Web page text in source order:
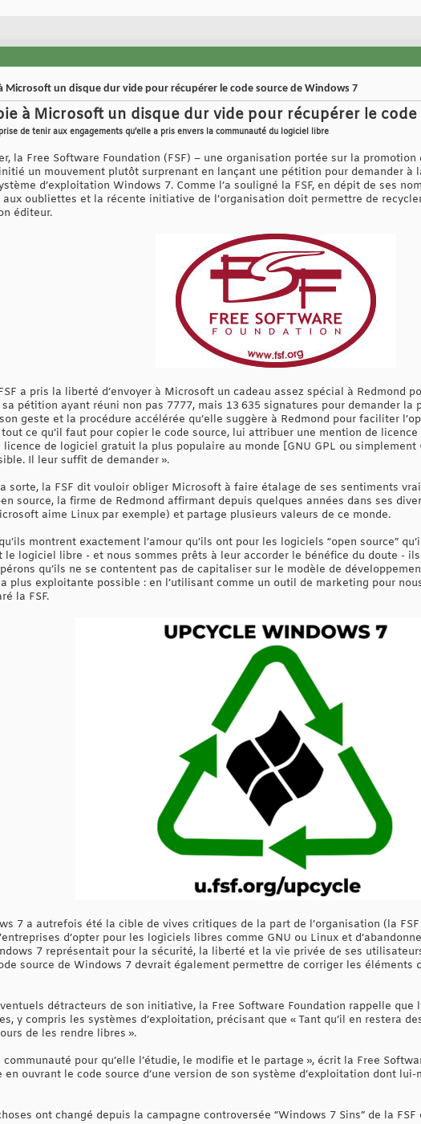
à Microsoft un disque dur vide pour récupérer le code source de Windows 7
à Microsoft un disque dur vide pour récupérer le
de tenir aux engagements qu’elle a pris envers la communauté du logiciel libre
la Free Software Foundation (FSF) – une organisation portée sur la
un mouvement plutôt surprenant en lançant une pétition pour demander à
d’exploitation Windows 7. Comme l’a souligné la FSF, en dépit de ses
aux oubliettes et la récente initiative de l’organisation doit permettre de
éditeur.
a pris la liberté d’envoyer à Microsoft un cadeau assez spécial à Redmond
sa pétition ayant réuni non pas 7777, mais 13 635 signatures pour demander la
geste et la procédure accélérée qu’elle suggère à Redmond pour faciliter
tout ce qu’il faut pour copier le code source, lui attribuer une mention de
licence de logiciel gratuit la plus populaire au monde [GNU GPL ou
Il leur suffit de demander ».
sorte, la FSF dit vouloir obliger Microsoft à faire étalage de ses sentiments
source, la firme de Redmond affirmant depuis quelques années dans ses
aime Linux par exemple) et partage plusieurs valeurs de ce monde.
montrent exactement l’amour qu’ils ont pour les logiciels “open source”
le logiciel libre - et nous sommes prêts à leur accorder le bénéfice du doute -
qu’ils ne se contentent pas de capitaliser sur le modèle de
plus exploitante possible : en l’utilisant comme un outil de marketing pour
la FSF.
7 a autrefois été la cible de vives critiques de la part de l’organisation (la
d’opter pour les logiciels libres comme GNU ou Linux et
7 représentait pour la sécurité, la liberté et la vie privée de ses
source de Windows 7 devrait également permettre de corriger les éléments
détracteurs de son initiative, la Free Software Foundation rappelle que
y compris les systèmes d’exploitation, précisant que « Tant qu’il en restera
de les rendre libres ».
communauté pour qu’elle l’étudie, le modifie et le partage », écrit la Free
en ouvrant le code source d’une version de son système d’exploitation dont
ont changé depuis la campagne controversée “Windows 7 Sins” de la